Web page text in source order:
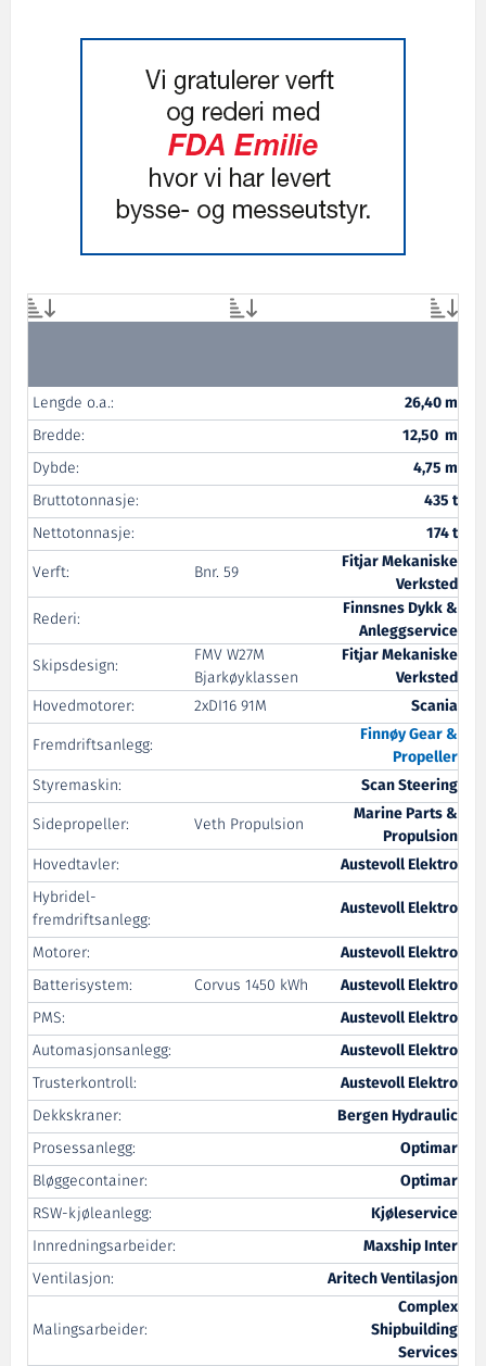
Lengde o.a.:
26,40 m
Bredde:
12,50 m
Dybde:
4,75 m
Bruttotonnasje:
435 t
Nettotonnasje:
174 t
Verft:
Bnr. 59
Fitjar Mekaniske
Verksted
Rederi:
Finnsnes Dykk &
Anleggservice
Skipsdesign:
FMV W27M
Bjarkøyklassen
Fitjar Mekaniske
Verksted
Hovedmotorer:
2xDI16 91M
Scania
Fremdriftsanlegg:
Finnøy Gear &
Propeller
Styremaskin:
Scan Steering
Sidepropeller:
Veth Propulsion
Marine Parts &
Propulsion
Hovedtavler:
Austevoll Elektro
Hybridel-
fremdriftsanlegg:
Austevoll Elektro
Motorer:
Austevoll Elektro
Batterisystem:
Corvus 1450 kWh
Austevoll Elektro
PMS:
Austevoll Elektro
Automasjonsanlegg:
Austevoll Elektro
Trusterkontroll:
Austevoll Elektro
Dekkskraner:
Bergen Hydraulic
Prosessanlegg:
Optimar
Bløggecontainer:
Optimar
RSW-kjøleanlegg:
Kjøleservice
Innredningsarbeider:
Maxship Inter
Ventilasjon:
Aritech Ventilasjon
Malingsarbeider:
Complex
Shipbuilding
Services